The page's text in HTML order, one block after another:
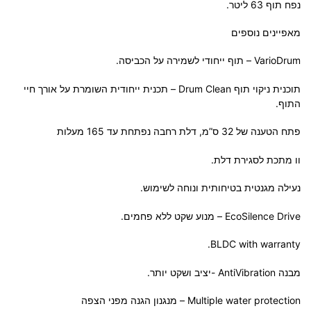
נפח תוף 63 ליטר.
מאפיינים נוספים
VarioDrum – תוף ייחודי לשמירה על הכביסה.
תוכנית ניקוי תוף Drum Clean – תכנית ייחודית השומרת על אורך חיי
התוף.
פתח הטענה של 32 ס”מ, דלת רחבה נפתחת עד 165 מעלות
וו מתכת לסגירת דלת.
נעילה מגנטית בטיחותית ונוחה לשימוש.
EcoSilence Drive – מנוע שקט ללא פחמים.
BLDC with warranty.
מבנה AntiVibration -יציב ושקט יותר.
Multiple water protection – מנגנון הגנה מפני הצפה